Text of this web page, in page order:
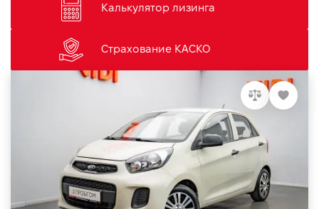
Калькулятор лизинга
Страхование КАСКО